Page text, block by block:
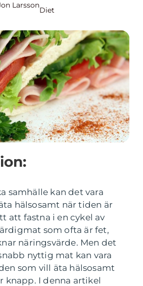
Larsson
Diet
samhälle kan det vara
hälsosamt när tiden är
att fastna i en cykel av
som ofta är fet,
näringsvärde. Men det
nyttig mat kan vara
som vill äta hälsosamt
knapp. I denna artikel